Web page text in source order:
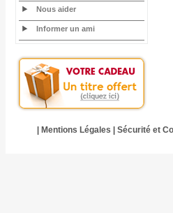
Nous aider
Informer un ami
Mentions Légales Sécurité et